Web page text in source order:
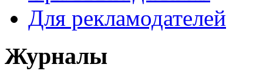
Для рекламодателей
Журналы